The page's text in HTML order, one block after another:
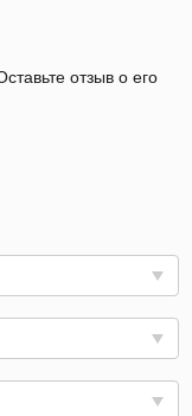
отзыв о его